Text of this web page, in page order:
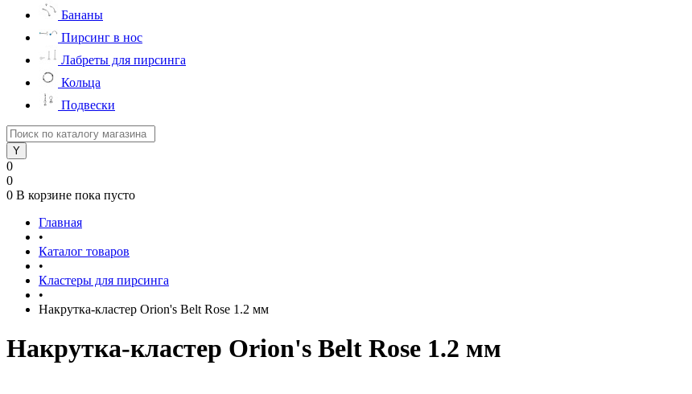
Бананы
Пирсинг в нос
Лабреты для пирсинга
Кольца
Подвески
0
0
0 В корзине пока пусто
Главная
•
Каталог товаров
•
Кластеры для пирсинга
•
Накрутка-кластер Orion's Belt Rose 1.2 мм
Накрутка-кластер Orion's Belt Rose 1.2 мм